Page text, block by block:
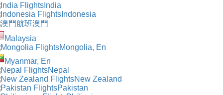
India
Indonesia
澳門
Malaysia
Mongolia, En
Myanmar, En
Nepal
New Zealand
Pakistan